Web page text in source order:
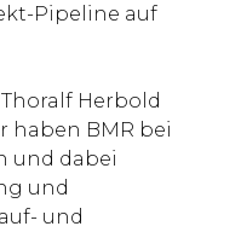
Pipeline auf
Herbold
haben BMR bei
und dabei
und
und